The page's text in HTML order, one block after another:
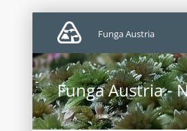
Funga Austria
Funga Austria -